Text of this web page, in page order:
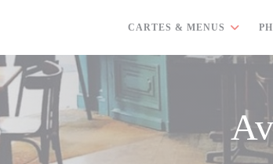
CARTES & MENUS